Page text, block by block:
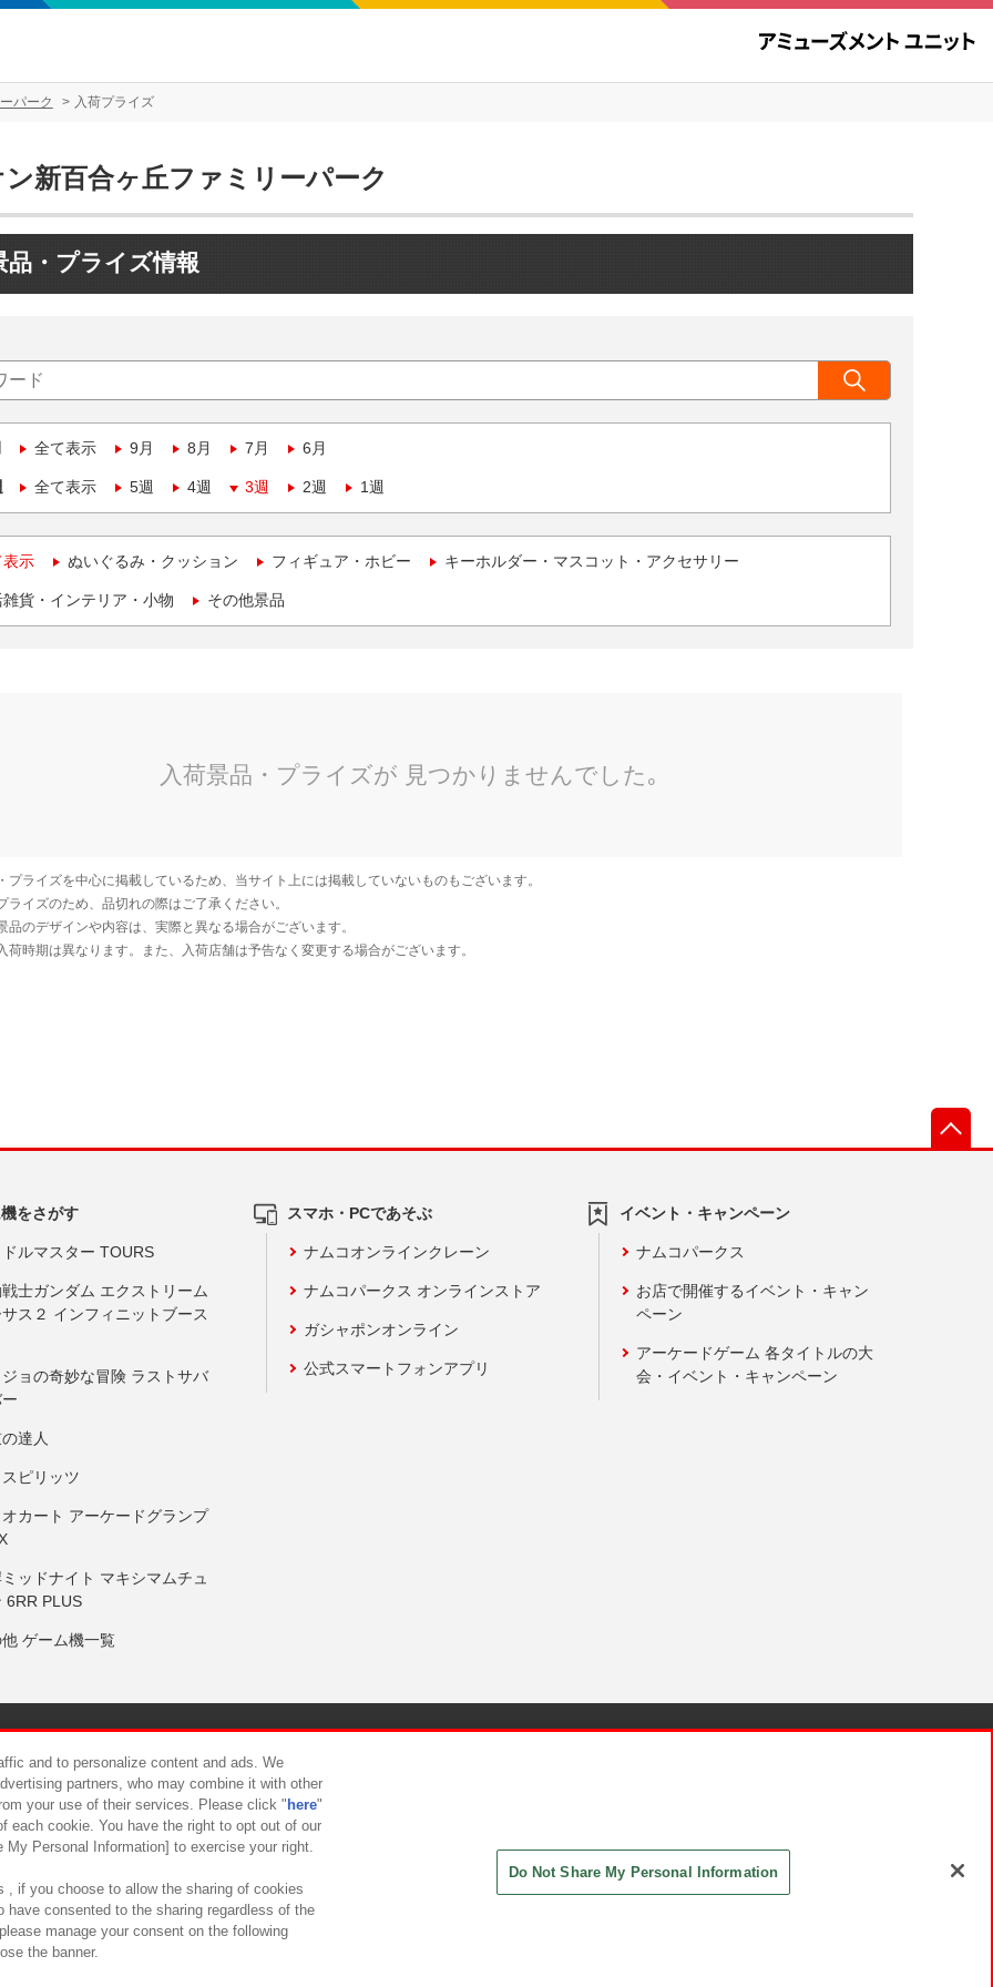
パーク 入荷プライズ
新百合ヶ丘ファミリーパーク
品・プライズ情報
全て表示 9月 8月 7月 6月
全て表示 5週 4週 3週 2週 1週
表示 ぬいぐるみ・クッション フィギュア・ホビー キーホルダー・マスコット・アクセサリー
貨・インテリア・小物 その他景品
をさがす
ルマスター TOURS
士ガンダム エクストリーム
ス２ インフィニットブース
ョの奇妙な冒険 ラストサバ
達人
ピリッツ
カート アーケードグランプ
ッドナイト マキシマムチュ
6RR PLUS
ゲーム機一覧
スマホ・PCであそぶ
ナムコオンラインクレーン
ナムコパークス オンラインストア
ガシャポンオンライン
公式スマートフォンアプリ
イベント・キャンペーン
ナムコパークス
お店で開催するイベント・キャン
ペーン
アーケードゲーム 各タイトルの大
会・イベント・キャンペーン
について カスタマーハラスメント対応方針
and to personalize content and ads. We
partners, who may combine it with other
your use of their services. Please click " here"
each cookie. You have the right to opt out of our
Personal Information] to exercise your right.
, if you choose to allow the sharing of cookies
have consented to the sharing regardless of the
manage your consent on the following
the banner.
Do Not Share My Personal Information